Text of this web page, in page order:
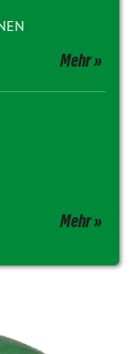
Mehr
Mehr